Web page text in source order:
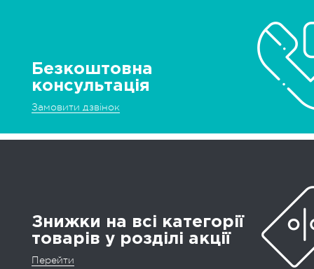
Безкоштовна
консультація
Замовити дзвінок
Знижки на всі категорії
товарів у розділі акції
Перейти